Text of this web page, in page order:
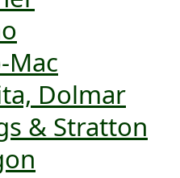
Mac
Dolmar
& Stratton